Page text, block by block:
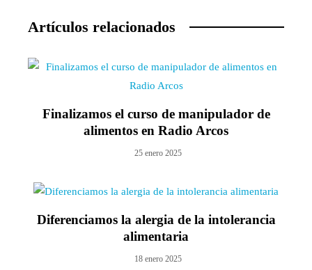
Artículos relacionados
Finalizamos el curso de manipulador de
alimentos en Radio Arcos
25 enero 2025
Diferenciamos la alergia de la intolerancia
alimentaria
18 enero 2025